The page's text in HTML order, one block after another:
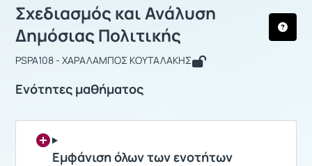
Σχεδιασμός και Ανάλυση
Δημόσιας Πολιτικής
PSPA108 - ΧΑΡΑΛΑΜΠΟΣ ΚΟΥΤΑΛΑΚΗΣ
Ενότητες μαθήματος
Εμφάνιση όλων των ενοτήτων